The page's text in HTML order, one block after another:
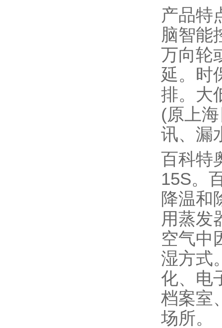
产品特
脑智能
万向轮
延。时
排。大
(原上
讯、漏
百科特
15S。
降温和
用蒸发
空气中
湿方式
化、电
档案室
场所。